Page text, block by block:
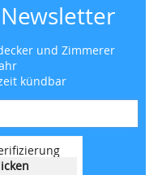
und Zimmerer
kündbar